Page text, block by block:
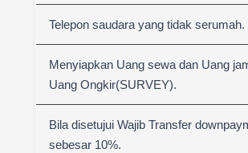
Telepon saudara yang tidak serumah.
Menyiapkan Uang sewa dan Uang
Uang Ongkir(SURVEY).
Bila disetujui Wajib Transfer
sebesar 10%.